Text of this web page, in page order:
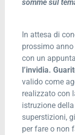
somme sul
In attesa di
prossimo
con un
l’invidia.
valido come
realizzato con
istruzione
superstizioni,
per fare o non